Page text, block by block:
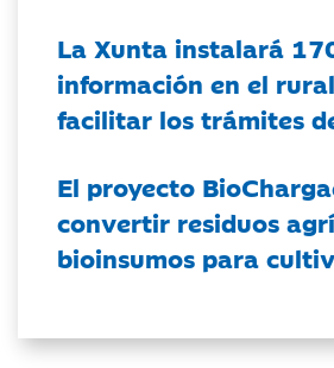
La Xunta instalará
información en el
facilitar los trámites
El proyecto
convertir residuos
bioinsumos para